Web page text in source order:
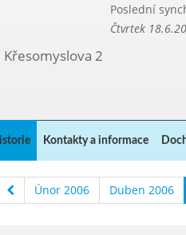
Poslední
Čtvrtek
Křesomyslova 2
Kontakty a informace
Únor 2006 Duben 2006